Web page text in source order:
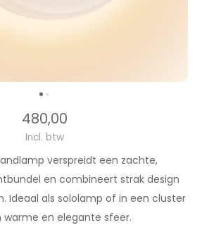
480,00
Incl. btw
verspreidt een zachte,
en combineert strak design
Ideaal als sololamp of in een cluster
warme en elegante sfeer.